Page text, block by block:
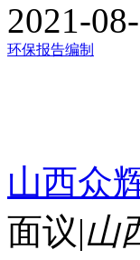
2021-
环保报告编制
山西众
面议|山